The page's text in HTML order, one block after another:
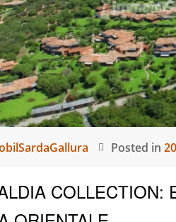
Posted in
COLLECTION: